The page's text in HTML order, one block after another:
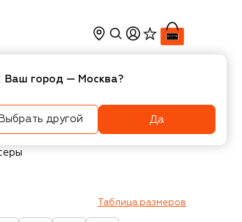
Косметика Интерьер
Таблица размеров
Ваш город — Москва?
Выбрать другой Да